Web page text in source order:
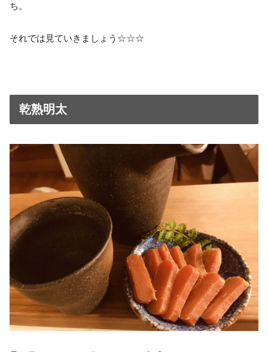
ち。
それでは見ていきましょう☆☆☆
乾熟明太